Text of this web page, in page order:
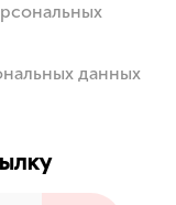
данных